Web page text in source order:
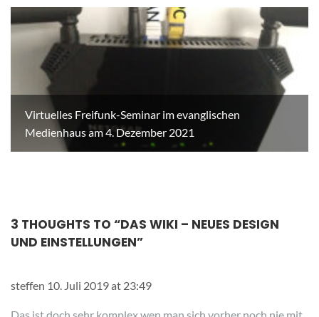
Virtuelles Freifunk-Seminar im evanglischen
Medienhaus am 4. Dezember 2021
3 THOUGHTS TO “DAS WIKI – NEUES DESIGN
UND EINSTELLUNGEN”
steffen 10. Juli 2019 at 23:49
Das ist doch sehr komplex wen man sich vorher noch nie mit